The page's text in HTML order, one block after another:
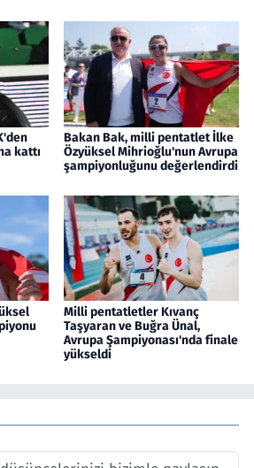
kattı
Bakan Bak, milli pentatlet İlke
Özyüksel Mihrioğlu'nun Avrupa
şampiyonluğunu değerlendirdi
Milli pentatletler Kıvanç
Taşyaran ve Buğra Ünal,
Avrupa Şampiyonası'nda finale
yükseldi